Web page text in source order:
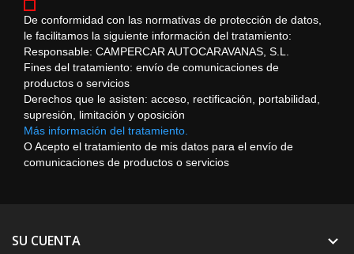
De conformidad con las normativas de protección de datos,
le facilitamos la siguiente información del tratamiento:
Responsable: CAMPERCAR AUTOCARAVANAS, S.L.
Fines del tratamiento: envío de comunicaciones de
productos o servicios
Derechos que le asisten: acceso, rectificación, portabilidad,
supresión, limitación y oposición
Más información del tratamiento.
O Acepto el tratamiento de mis datos para el envío de
comunicaciones de productos o servicios
SU CUENTA 